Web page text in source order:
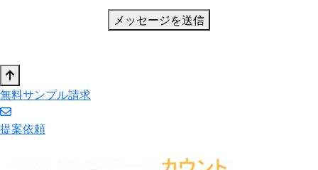
メッセージを送信
無料サンプル請求
提案依頼